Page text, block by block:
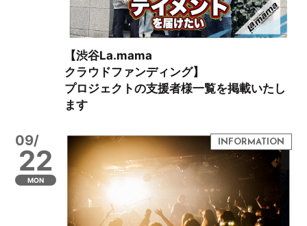
【渋谷La.mama
クラウドファンディング】
プロジェクトの支援者様一覧を掲載いたし
ます
09/
22
MON